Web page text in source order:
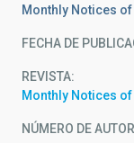
Monthly Notices
FECHA DE
REVISTA
Monthly Notices
NÚMERO DE